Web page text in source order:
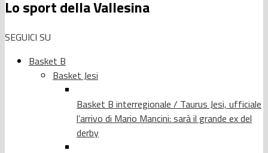
Lo sport della Vallesina
SEGUICI SU
Basket B
Basket Jesi
Basket B interregionale / Taurus Jesi, ufficiale
l’arrivo di Mario Mancini: sarà il grande ex del
derby